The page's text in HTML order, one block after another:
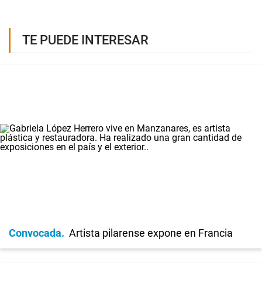
TE PUEDE INTERESAR
Convocada Artista pilarense expone en Francia